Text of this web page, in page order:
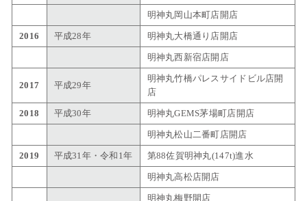
明神丸岡山本町店開店
2016 平成28年 明神丸大橋通り店開店
明神丸西新宿店開店
2017 平成29年
明神丸竹橋パレスサイドビル店開
店
2018 平成30年 明神丸GEMS茅場町店開店
明神丸松山二番町店開店
2019 平成31年・令和1年 第88佐賀明神丸(147t)進水
明神丸高松店開店
明神丸梅野開店